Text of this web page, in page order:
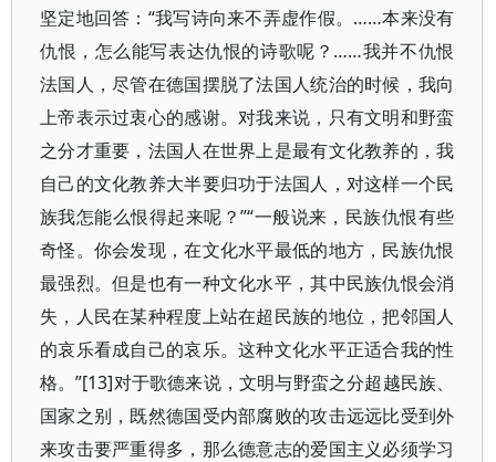
坚定地回答：“我写诗向来不弄虚作假。……本来没有
仇恨，怎么能写表达仇恨的诗歌呢？……我并不仇恨
法国人，尽管在德国摆脱了法国人统治的时候，我向
上帝表示过衷心的感谢。对我来说，只有文明和野蛮
之分才重要，法国人在世界上是最有文化教养的，我
自己的文化教养大半要归功于法国人，对这样一个民
族我怎能么恨得起来呢？”“一般说来，民族仇恨有些
奇怪。你会发现，在文化水平最低的地方，民族仇恨
最强烈。但是也有一种文化水平，其中民族仇恨会消
失，人民在某种程度上站在超民族的地位，把邻国人
的哀乐看成自己的哀乐。这种文化水平正适合我的性
格。”[13]对于歌德来说，文明与野蛮之分超越民族、
国家之别，既然德国受内部腐败的攻击远远比受到外
来攻击要严重得多，那么德意志的爱国主义必须学习